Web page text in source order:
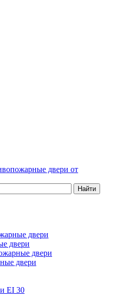
двери от
Найти
двери
двери
двери
двери
EI 30